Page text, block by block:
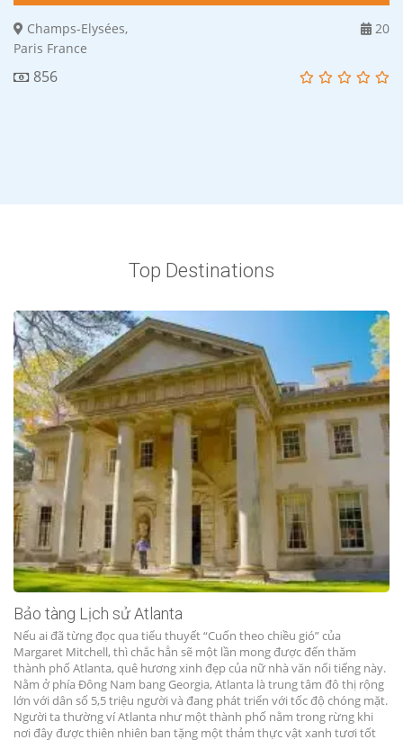
Champs-Elysées,
Paris France
20
856
Top Destinations
Bảo tàng Lịch sử Atlanta
Nếu ai đã từng đọc qua tiểu thuyết “Cuốn theo chiều gió” của
Margaret Mitchell, thì chắc hẳn sẽ một lần mong được đến thăm
thành phố Atlanta, quê hương xinh đẹp của nữ nhà văn nổi tiếng này.
Nằm ở phía Đông Nam bang Georgia, Atlanta là trung tâm đô thị rộng
lớn với dân số 5,5 triệu người và đang phát triển với tốc độ chóng mặt.
Người ta thường ví Atlanta như một thành phố nằm trong rừng khi
nơi đây được thiên nhiên ban tặng một thảm thực vật xanh tươi tốt